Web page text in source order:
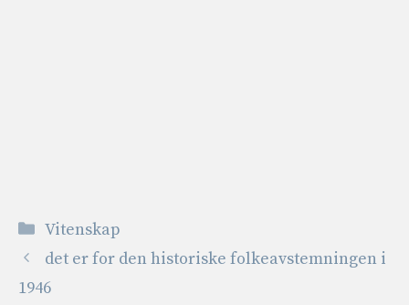
Kategorier
Vitenskap
det er for den historiske folkeavstemningen i
1946